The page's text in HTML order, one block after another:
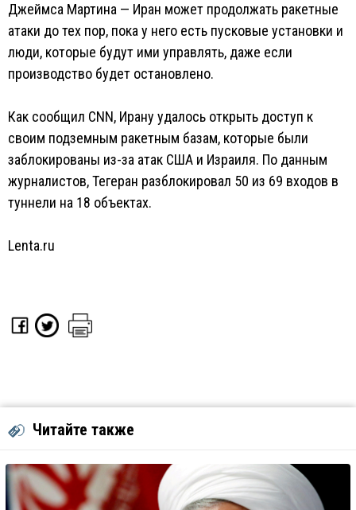
Джеймса Мартина — Иран может продолжать ракетные
атаки до тех пор, пока у него есть пусковые установки и
люди, которые будут ими управлять, даже если
производство будет остановлено.
Как сообщил CNN, Ирану удалось открыть доступ к
своим подземным ракетным базам, которые были
заблокированы из-за атак США и Израиля. По данным
журналистов, Тегеран разблокировал 50 из 69 входов в
туннели на 18 объектах.
Lenta.ru
Читайте также